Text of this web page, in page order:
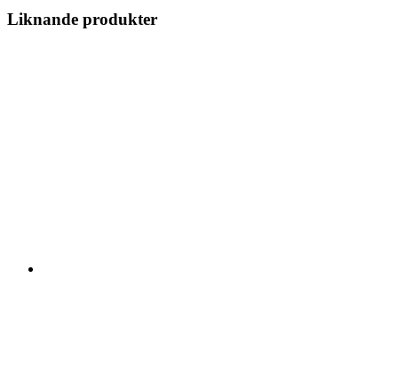
Liknande produkter